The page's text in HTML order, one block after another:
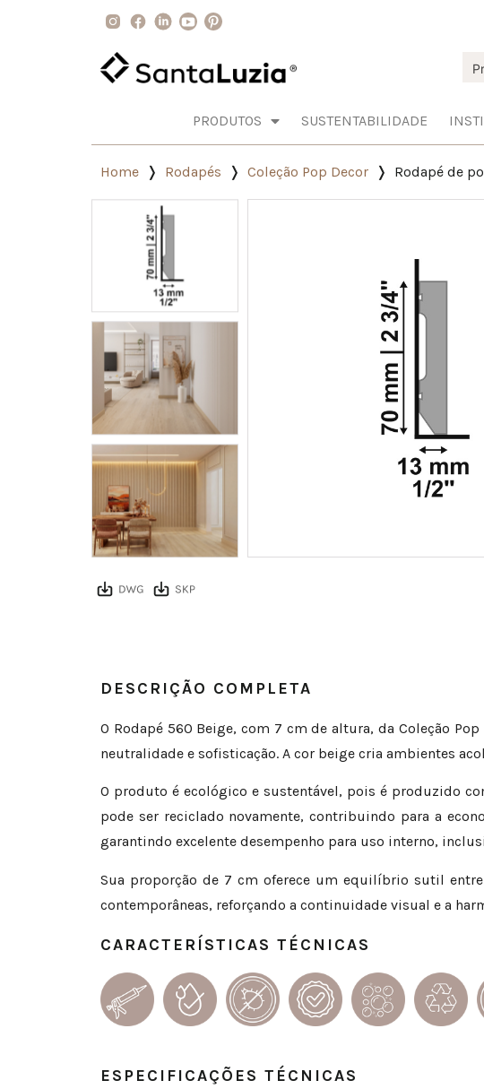
PRODUTOS SUSTENTABILIDADE
Home Rodapés Coleção Pop Decor Rodapé de
DESCRIÇÃO COMPLETA
O Rodapé 560 Beige, com 7 cm de altura, da Coleção
neutralidade e sofisticação. A cor beige cria ambientes
O produto é ecológico e sustentável, pois é produzido
pode ser reciclado novamente, contribuindo para a
garantindo excelente desempenho para uso interno,
Sua proporção de 7 cm oferece um equilíbrio sutil
contemporâneas, reforçando a continuidade visual e a
CARACTERÍSTICAS TÉCNICAS
ESPECIFICAÇÕES TÉCNICAS